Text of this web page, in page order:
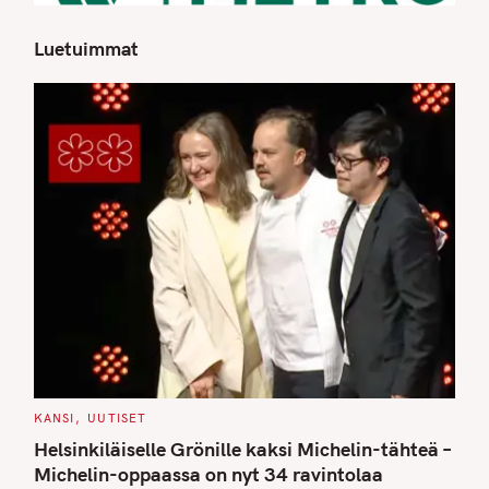
Luetuimmat
C
T
E
G
O
KANSI UUTISET
Helsinkiläiselle Grönille kaksi Michelin-tähteä –
Michelin-oppaassa on nyt 34 ravintolaa
S
e
a